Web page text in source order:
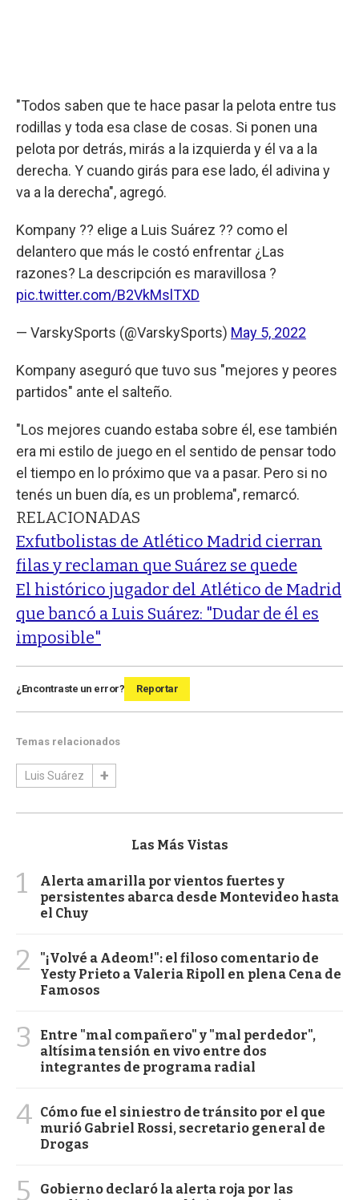
"Todos saben que te hace pasar la pelota entre tus
rodillas y toda esa clase de cosas. Si ponen una
pelota por detrás, mirás a la izquierda y él va a la
derecha. Y cuando girás para ese lado, él adivina y
va a la derecha", agregó.
Kompany ?? elige a Luis Suárez ?? como el
delantero que más le costó enfrentar ¿Las
razones? La descripción es maravillosa ?
pic.twitter.com/B2VkMslTXD
— VarskySports (@VarskySports) May 5, 2022
Kompany aseguró que tuvo sus "mejores y peores
partidos" ante el salteño.
"Los mejores cuando estaba sobre él, ese también
era mi estilo de juego en el sentido de pensar todo
el tiempo en lo próximo que va a pasar. Pero si no
tenés un buen día, es un problema", remarcó.
RELACIONADAS
Exfutbolistas de Atlético Madrid cierran
filas y reclaman que Suárez se quede
El histórico jugador del Atlético de Madrid
que bancó a Luis Suárez: "Dudar de él es
imposible"
¿Encontraste un error? Reportar
Temas relacionados
Luis Suárez
Las Más Vistas
1
Alerta amarilla por vientos fuertes y
persistentes abarca desde Montevideo hasta
el Chuy
2
"¡Volvé a Adeom!": el filoso comentario de
Yesty Prieto a Valeria Ripoll en plena Cena de
Famosos
3
Entre "mal compañero" y "mal perdedor",
altísima tensión en vivo entre dos
integrantes de programa radial
4 Cómo fue el siniestro de tránsito por el que
murió Gabriel Rossi, secretario general de
Drogas
5
Gobierno declaró la alerta roja por las